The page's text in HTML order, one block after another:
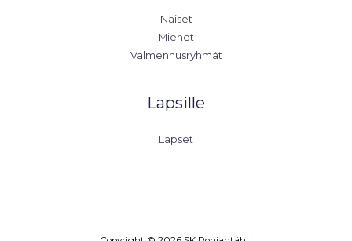
Naiset
Miehet
Valmennusryhmät
Lapsille
Lapset